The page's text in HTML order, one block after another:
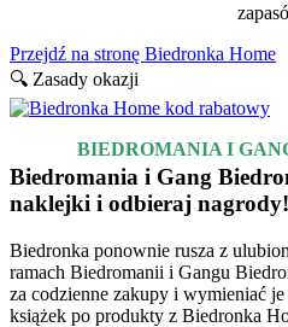
Przejdź na stronę Biedronka Home
🔍 Zasady okazji
BIEDROMANIA I
Biedromania i Gang
naklejki i odbieraj nagrody!
Biedronka ponownie rusza z
ramach Biedromanii i Gangu
za codzienne zakupy i wymieniać
książek po produkty z Biedronka